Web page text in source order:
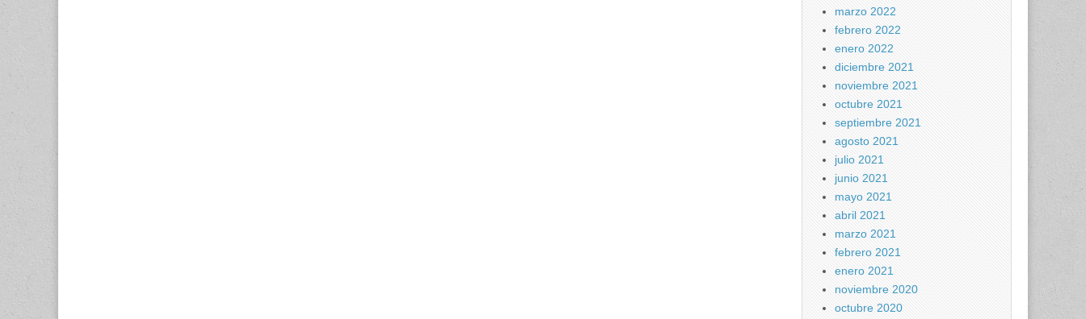
marzo 2022
febrero 2022
enero 2022
diciembre 2021
noviembre 2021
octubre 2021
septiembre 2021
agosto 2021
julio 2021
junio 2021
mayo 2021
abril 2021
marzo 2021
febrero 2021
enero 2021
noviembre 2020
octubre 2020